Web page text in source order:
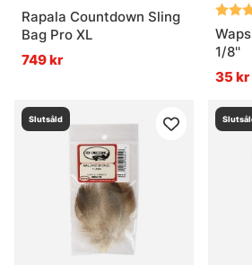
Vad är vadarbyxor och varför
Rapala Countdown Sling
Bag Pro XL
749 kr
1/8''
35 kr
Slutsåld